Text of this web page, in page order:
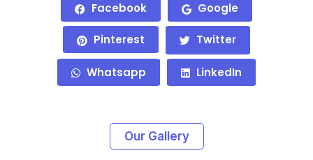
Facebook Google
Pinterest Twitter
Whatsapp LinkedIn
Our Gallery